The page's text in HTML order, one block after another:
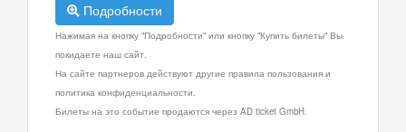
Подробности
Нажимая на кнопку "Подробности" или кнопку "Купить билеты" Вы
покидаете наш сайт.
На сайте партнеров действуют другие правила пользования и
политика конфиденциальности.
Билеты на это событие продаются через AD ticket GmbH.